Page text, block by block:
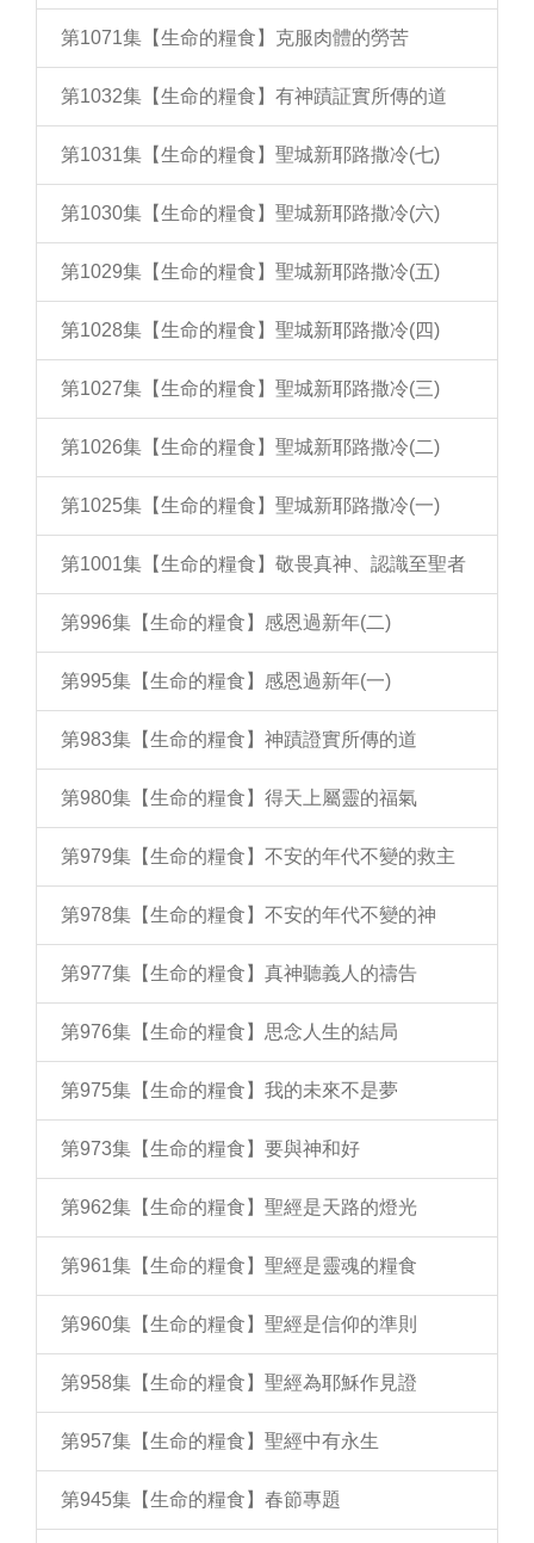
第1071集【生命的糧食】克服肉體的勞苦
第1032集【生命的糧食】有神蹟証實所傳的道
第1031集【生命的糧食】聖城新耶路撒冷(七)
第1030集【生命的糧食】聖城新耶路撒冷(六)
第1029集【生命的糧食】聖城新耶路撒冷(五)
第1028集【生命的糧食】聖城新耶路撒冷(四)
第1027集【生命的糧食】聖城新耶路撒冷(三)
第1026集【生命的糧食】聖城新耶路撒冷(二)
第1025集【生命的糧食】聖城新耶路撒冷(一)
第1001集【生命的糧食】敬畏真神、認識至聖者
第996集【生命的糧食】感恩過新年(二)
第995集【生命的糧食】感恩過新年(一)
第983集【生命的糧食】神蹟證實所傳的道
第980集【生命的糧食】得天上屬靈的福氣
第979集【生命的糧食】不安的年代不變的救主
第978集【生命的糧食】不安的年代不變的神
第977集【生命的糧食】真神聽義人的禱告
第976集【生命的糧食】思念人生的結局
第975集【生命的糧食】我的未來不是夢
第973集【生命的糧食】要與神和好
第962集【生命的糧食】聖經是天路的燈光
第961集【生命的糧食】聖經是靈魂的糧食
第960集【生命的糧食】聖經是信仰的準則
第958集【生命的糧食】聖經為耶穌作見證
第957集【生命的糧食】聖經中有永生
第945集【生命的糧食】春節專題